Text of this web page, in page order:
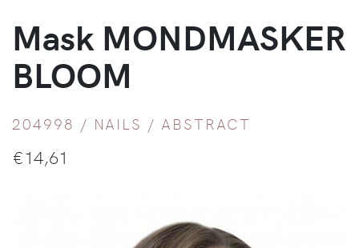
Mask MONDMASKER
BLOOM
204998 / NAILS / ABSTRACT
€14,61